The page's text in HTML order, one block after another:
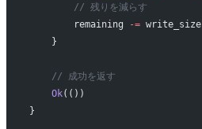
        // 残りを減らす
        remaining
-= write_size
    }
    // 成功を返す
    Ok
(())
}